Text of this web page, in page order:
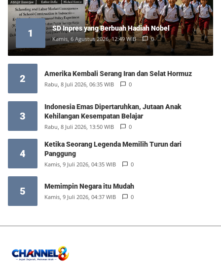
1 SD Inpres yang Berbuah Hadiah Nobel
Kamis, 6 Agustus 2026, 12:49 WIB 0
2 Amerika Kembali Serang Iran dan Selat Hormuz
Rabu, 8 Juli 2026, 06:35 WIB 0
3
Indonesia Emas Dipertaruhkan, Jutaan Anak
Kehilangan Kesempatan Belajar
Rabu, 8 Juli 2026, 13:50 WIB 0
4
Ketika Seorang Legenda Memilih Turun dari
Panggung
Kamis, 9 Juli 2026, 04:35 WIB 0
5 Memimpin Negara itu Mudah
Kamis, 9 Juli 2026, 04:37 WIB 0